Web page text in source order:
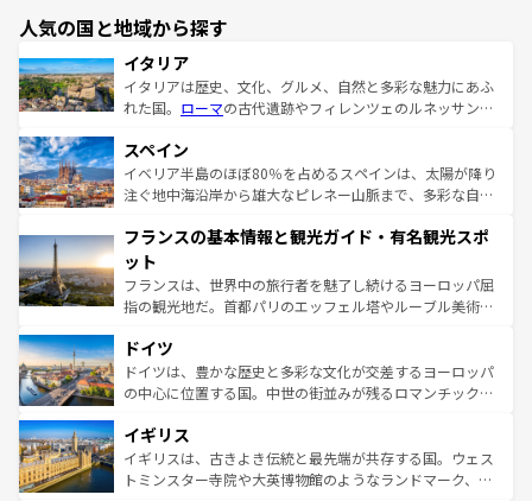
人気の国と地域から探す
イタリア
イタリアは歴史、文化、グルメ、自然と多彩な魅力にあふ
れた国。 ローマの古代遺跡やフィレンツェのルネッサンス
ろん、トスカーナの美しい田園風景やアマルフィ海岸の絶
景など、自然景観も見逃せない。観光の合間には、本場の
ピザやパスタなど、絶品のイタリア料理を堪能することも
ませてくれるイタリアで、忘れられない旅をしてみよう！
なお、新着のイタリア情報は
しい。
スペイン
イベリア半島のほぼ80％を占めるスペインは、太陽が降り
注ぐ地中海沿岸から雄大なピレネー山脈まで、多彩な自然
文化が根付くこの国では、情熱的なフラメンコ、熱気あふ
れる闘牛、そして美味しいタパスが生活の一部となってい
る。首都マドリードの洗練された雰囲気や、バルセロナの
アートに溢れた街角から、地方では古代ローマ遺跡や中世
せる。地方によって風土や気候が異なるスペインはその個
性で訪れる人を魅了する。 なお、新着のスペイン情報は コ
ンテンツ一覧を参照してほしい。
フランスの基本情報と観光ガイド・有名観光スポ
ット
フランスは、世界中の旅行者を魅了し続けるヨーロッパ屈
指の観光地だ。首都パリのエッフェル塔やルーブル美術館
で、幅広い魅力が詰まっている。華麗な宮殿、歴史的な大
聖堂、美しいビーチ、そして豊かな自然が、訪れる者を心
から魅了する。また、フランスは美食の国としても知ら
いる。シャンパンの発祥地であるランス、プロヴァンスの
香り高いラベンダー畑など、多彩な楽しみ方が可能だ。さ
らに、パリ以外の地域にも魅力が溢れており、どの街角に
ドイツ
ドイツは、豊かな歴史と多彩な文化が交差するヨーロッパ
の中心に位置する国。中世の街並みが残るロマンチック街
顔を持つこの国は、どこを歩いても飽きることがない。ベ
ルリンの文化的活気、バイエルン州のアルプスの絶景、そ
してライン川沿いのワイン畑といった風景は必見。ビール
イギリス
イギリスは、古きよき伝統と最先端が共存する国。ウェス
トミンスター寺院や大英博物館のようなランドマーク、歴